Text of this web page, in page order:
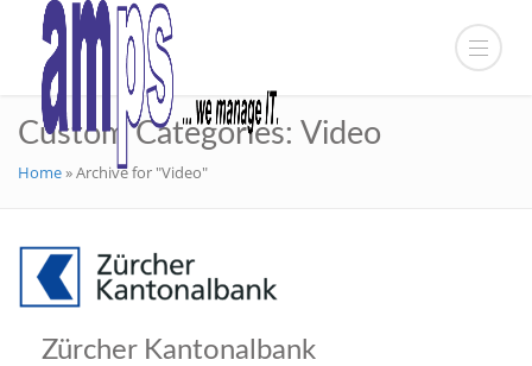
Custom Categories: Video
Home»Archive for "Video"
Zürcher Kantonalbank